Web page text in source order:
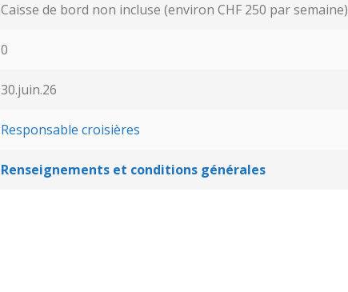
Caisse de bord non incluse (environ CHF 250 par semaine)
0
30.juin.26
Responsable croisières
Renseignements et conditions générales